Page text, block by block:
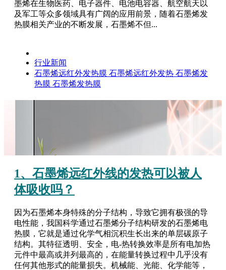
墨烯在生物医药、电子器件、电池电容器、航空航天以
及军工等众多领域具有广阔的应用前景，随着石墨烯发
热膜相关产业的不断发展，石墨烯不但...
行业新闻
石墨烯远红外发热膜 石墨烯远红外发热 石墨烯发
热膜 石墨烯发热膜
1、石墨烯远红外线的发热可以被人
体吸收吗？
因为石墨烯本身特殊的分子结构，导致它拥有极强的导
电性能，我国科学通过石墨烯分子结构研发的石墨烯电
热膜，它就是通过化学气相沉积生长出来的单层碳原子
结构。其特征透明、安全，电-热转换效率是所有电加热
元件中最高或并列最高的，在能量转换过程中几乎没有
任何其他形式的能量损失。机械能、光能、化学能等，